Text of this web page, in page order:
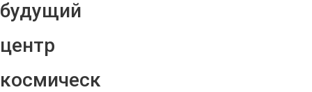
будущий
центр
космическ